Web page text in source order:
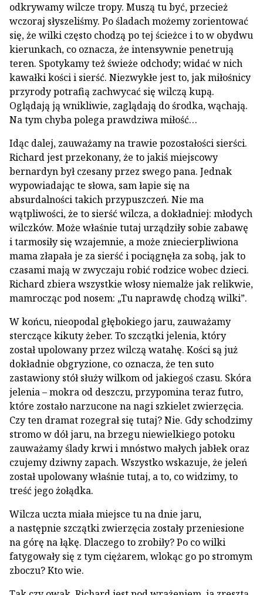
odkrywamy wilcze tropy. Muszą tu być, przecież
wczoraj słyszeliśmy. Po śladach możemy zorientować
się, że wilki często chodzą po tej ścieżce i to w obydwu
kierunkach, co oznacza, że intensywnie penetrują
teren. Spotykamy też świeże odchody; widać w nich
kawałki kości i sierść. Niezwykłe jest to, jak miłośnicy
przyrody potrafią zachwycać się wilczą kupą.
Oglądają ją wnikliwie, zaglądają do środka, wąchają.
Na tym chyba polega prawdziwa miłość…
Idąc dalej, zauważamy na trawie pozostałości sierści.
Richard jest przekonany, że to jakiś miejscowy
bernardyn był czesany przez swego pana. Jednak
wypowiadając te słowa, sam łapie się na
absurdalności takich przypuszczeń. Nie ma
wątpliwości, że to sierść wilcza, a dokładniej: młodych
wilczków. Może właśnie tutaj urządziły sobie zabawę
i tarmosiły się wzajemnie, a może zniecierpliwiona
mama złapała je za sierść i pociągnęła za sobą, jak to
czasami mają w zwyczaju robić rodzice wobec dzieci.
Richard zbiera wszystkie włosy niemalże jak relikwie,
mamrocząc pod nosem: „Tu naprawdę chodzą wilki”.
W końcu, nieopodal głębokiego jaru, zauważamy
sterczące kikuty żeber. To szczątki jelenia, który
został upolowany przez wilczą watahę. Kości są już
dokładnie obgryzione, co oznacza, że ten suto
zastawiony stół służy wilkom od jakiegoś czasu. Skóra
jelenia – mokra od deszczu, przypomina teraz futro,
które zostało narzucone na nagi szkielet zwierzęcia.
Czy ten dramat rozegrał się tutaj? Nie. Gdy schodzimy
stromo w dół jaru, na brzegu niewielkiego potoku
zauważamy ślady krwi i mnóstwo małych jabłek oraz
czujemy dziwny zapach. Wszystko wskazuje, że jeleń
został upolowany właśnie tutaj, a to, co widzimy, to
treść jego żołądka.
Wilcza uczta miała miejsce tu na dnie jaru,
a następnie szczątki zwierzęcia zostały przeniesione
na górę na łąkę. Dlaczego to zrobiły? Po co wilki
fatygowały się z tym ciężarem, wlokąc go po stromym
zboczu? Kto wie.